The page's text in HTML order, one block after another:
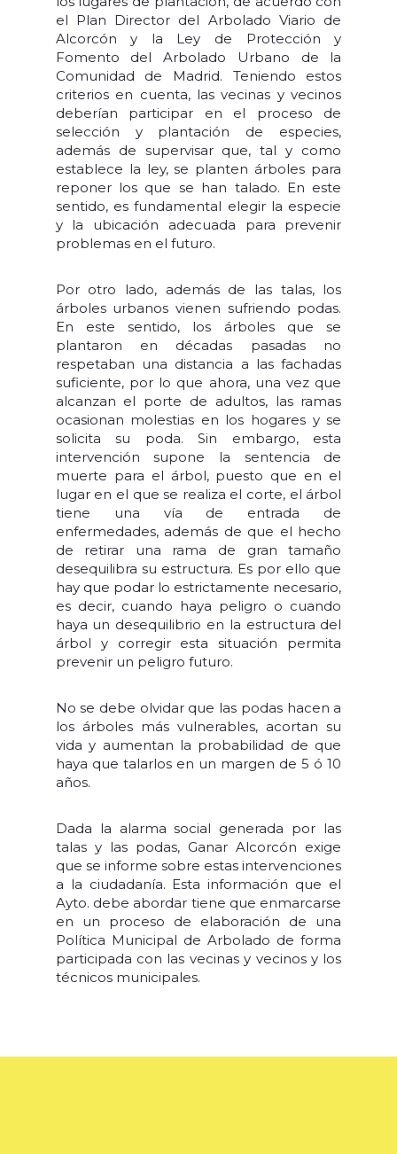
el Plan Director del Arbolado Viario de
Alcorcón y la Ley de Protección y
Fomento del Arbolado Urbano de la
Comunidad de Madrid. Teniendo estos
criterios en cuenta, las vecinas y vecinos
deberían participar en el proceso de
selección y plantación de especies,
además de supervisar que, tal y como
establece la ley, se planten árboles para
reponer los que se han talado. En este
sentido, es fundamental elegir la especie
y la ubicación adecuada para prevenir
problemas en el futuro.
Por otro lado, además de las talas, los
árboles urbanos vienen sufriendo podas.
En este sentido, los árboles que se
plantaron en décadas pasadas no
respetaban una distancia a las fachadas
suficiente, por lo que ahora, una vez que
alcanzan el porte de adultos, las ramas
ocasionan molestias en los hogares y se
solicita su poda. Sin embargo, esta
intervención supone la sentencia de
muerte para el árbol, puesto que en el
lugar en el que se realiza el corte, el árbol
tiene una vía de entrada de
enfermedades, además de que el hecho
de retirar una rama de gran tamaño
desequilibra su estructura. Es por ello que
hay que podar lo estrictamente necesario,
es decir, cuando haya peligro o cuando
haya un desequilibrio en la estructura del
árbol y corregir esta situación permita
prevenir un peligro futuro.
No se debe olvidar que las podas hacen a
los árboles más vulnerables, acortan su
vida y aumentan la probabilidad de que
haya que talarlos en un margen de 5 ó 10
años.
Dada la alarma social generada por las
talas y las podas, Ganar Alcorcón exige
que se informe sobre estas intervenciones
a la ciudadanía. Esta información que el
Ayto. debe abordar tiene que enmarcarse
en un proceso de elaboración de una
Política Municipal de Arbolado de forma
participada con las vecinas y vecinos y los
técnicos municipales.